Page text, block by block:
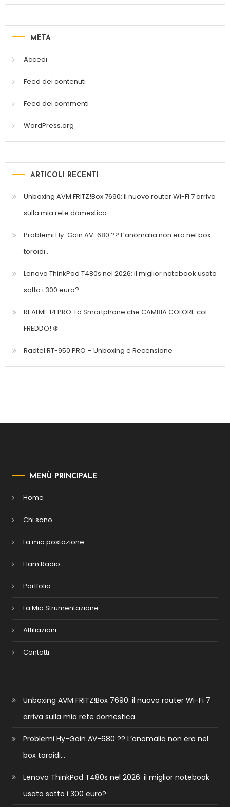
META
Accedi
Feed dei contenuti
Feed dei commenti
WordPress.org
ARTICOLI RECENTI
Unboxing AVM FRITZ!Box 7690: il nuovo router Wi-Fi 7 arriva
sulla mia rete domestica
Problemi Hy-Gain AV-680 ?? L’anomalia non era nel box
toroidi…
Lenovo ThinkPad T480s nel 2026: il miglior notebook usato
sotto i 300 euro?
REALME 14 PRO: Lo Smartphone che CAMBIA COLORE col
FREDDO! ❄️
Radtel RT-950 PRO – Unboxing e Recensione
MENÙ PRINCIPALE
Home
Chi sono
La mia postazione
Ham Radio
Portfolio
La Mia Strumentazione
Affiliazioni
Contatti
Unboxing AVM FRITZ!Box 7690: il nuovo router Wi-Fi 7
arriva sulla mia rete domestica
Problemi Hy-Gain AV-680 ?? L’anomalia non era nel
box toroidi…
Lenovo ThinkPad T480s nel 2026: il miglior notebook
usato sotto i 300 euro?